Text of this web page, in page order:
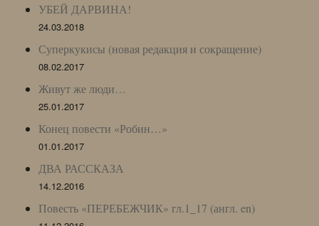
УБЕЙ ДАРВИНА!
24.03.2018
Суперкукисы (новая редакция и сокращение)
08.02.2017
Живут же люди…
25.01.2017
Конец повести «Робин…»
01.01.2017
ДВА РАССКАЗА
14.12.2016
Повесть «ПЕРЕБЕЖЧИК» гл.1_17 (англ. en)